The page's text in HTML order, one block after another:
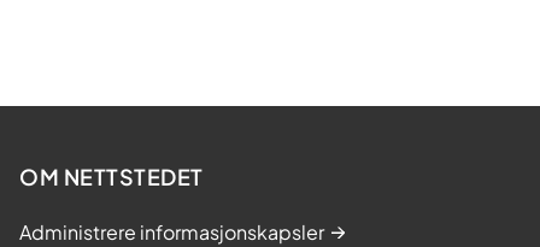
OM NETTSTEDET
Administrere informasjonskapsler